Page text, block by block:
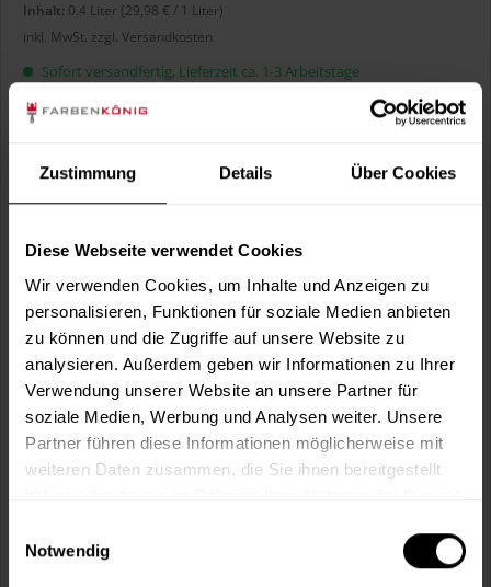
Zustimmung Details Über Cookies
Diese Webseite verwendet Cookies
Wir verwenden Cookies, um Inhalte und Anzeigen zu
personalisieren, Funktionen für soziale Medien anbieten
zu können und die Zugriffe auf unsere Website zu
analysieren. Außerdem geben wir Informationen zu Ihrer
Verwendung unserer Website an unsere Partner für
soziale Medien, Werbung und Analysen weiter. Unsere
Partner führen diese Informationen möglicherweise mit
weiteren Daten zusammen, die Sie ihnen bereitgestellt
Notwendig
Inhalt: 0.4 Liter (29,98 € / 1 Liter)
inkl. MwSt. zzgl. Versandkosten
Sofort versandfertig, Lieferzeit ca. 1-3 Arbeitstage
Liter:
Verbrauch berechnen
In denWarenkorb